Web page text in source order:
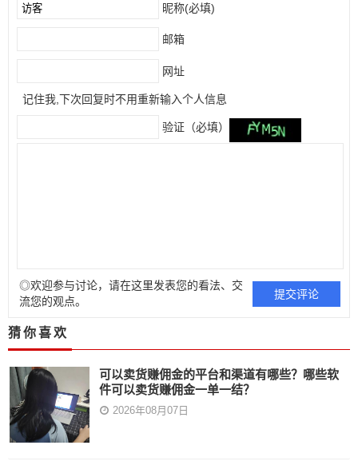
昵称(必填)
邮箱
网址
记住我,下次回复时不用重新输入个人信息
验证（必填）
◎欢迎参与讨论，请在这里发表您的看法、交
流您的观点。
猜你喜欢
可以卖货赚佣金的平台和渠道有哪些？哪些软
件可以卖货赚佣金一单一结？
2026年08月07日